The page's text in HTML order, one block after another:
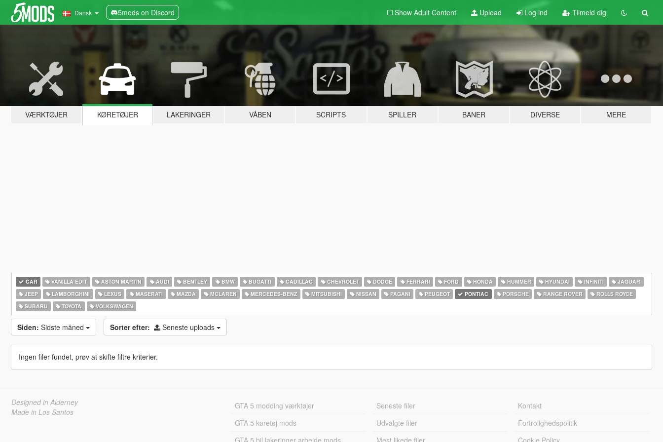
Dansk 5mods on Discord Show Adult Content Upload Log ind Tilmeld dig
VÆRKTØJER KØRETØJER LAKERINGER VÅBEN SCRIPTS SPILLER BANER DIVERSE MERE
CAR VANILLA EDIT ASTON MARTIN AUDI BENTLEY BMW BUGATTI CADILLAC CHEVROLET DODGE FERRARI FORD HONDA HUMMER HYUNDAI INFINITI
JAGUAR
JEEP
LAMBORGHINI LEXUS MASERATI MAZDA MCLAREN MERCEDES-BENZ MITSUBISHI NISSAN PAGANI PEUGEOT PONTIAC PORSCHE RANGE ROVER
ROLLS ROYCE
SUBARU
TOYOTA VOLKSWAGEN
Siden: Sidste måned Sorter efter: Seneste uploads
Ingen filer fundet, prøv at skifte filtre kriterier.
Designed in Alderney
Made in Los Santos
GTA 5 modding værktøjer
GTA 5 køretøj mods
GTA 5 bil lakeringer arbejde mods
Seneste filer
Udvalgte filer
Mest likede filer
Kontakt
Fortrolighedspolitik
Cookie Policy